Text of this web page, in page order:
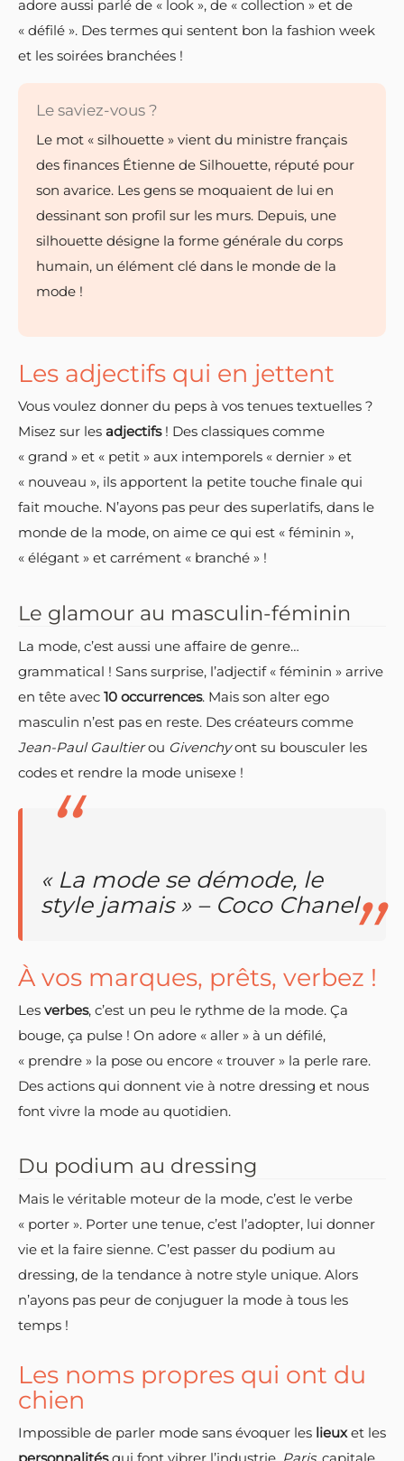
adore aussi parlé de « look », de « collection » et de
« défilé ». Des termes qui sentent bon la fashion week
et les soirées branchées !
Le saviez-vous ?
Le mot « silhouette » vient du ministre français
des finances Étienne de Silhouette, réputé pour
son avarice. Les gens se moquaient de lui en
dessinant son profil sur les murs. Depuis, une
silhouette désigne la forme générale du corps
humain, un élément clé dans le monde de la
mode !
Les adjectifs qui en jettent
Vous voulez donner du peps à vos tenues textuelles ?
Misez sur les adjectifs! Des classiques comme
« grand » et « petit » aux intemporels « dernier » et
« nouveau », ils apportent la petite touche finale qui
fait mouche. N’ayons pas peur des superlatifs, dans le
monde de la mode, on aime ce qui est « féminin »,
« élégant » et carrément « branché » !
Le glamour au masculin-féminin
La mode, c’est aussi une affaire de genre…
grammatical ! Sans surprise, l’adjectif « féminin » arrive
en tête avec 10 occurrences. Mais son alter ego
masculin n’est pas en reste. Des créateurs comme
Jean-Paul Gaultierou Givenchyont su bousculer les
codes et rendre la mode unisexe !
« La mode se démode, le
style jamais » – Coco Chanel
À vos marques, prêts, verbez !
Les verbes, c’est un peu le rythme de la mode. Ça
bouge, ça pulse ! On adore « aller » à un défilé,
« prendre » la pose ou encore « trouver » la perle rare.
Des actions qui donnent vie à notre dressing et nous
font vivre la mode au quotidien.
Du podium au dressing
Mais le véritable moteur de la mode, c’est le verbe
« porter ». Porter une tenue, c’est l’adopter, lui donner
vie et la faire sienne. C’est passer du podium au
dressing, de la tendance à notre style unique. Alors
n’ayons pas peur de conjuguer la mode à tous les
temps !
Les noms propres qui ont du
chien
Impossible de parler mode sans évoquer les lieuxet les